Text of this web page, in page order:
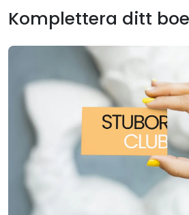
Komplettera ditt